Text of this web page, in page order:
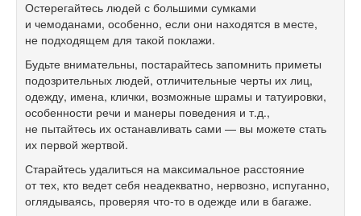
Остерегайтесь людей с большими сумками
и чемоданами, особенно, если они находятся в месте,
не подходящем для такой поклажи.
Будьте внимательны, постарайтесь запомнить приметы
подозрительных людей, отличительные черты их лиц,
одежду, имена, клички, возможные шрамы и татуировки,
особенности речи и манеры поведения и т.д.,
не пытайтесь их останавливать сами — вы можете стать
их первой жертвой.
Старайтесь удалиться на максимальное расстояние
от тех, кто ведет себя неадекватно, нервозно, испуганно,
оглядываясь, проверяя что-то в одежде или в багаже.